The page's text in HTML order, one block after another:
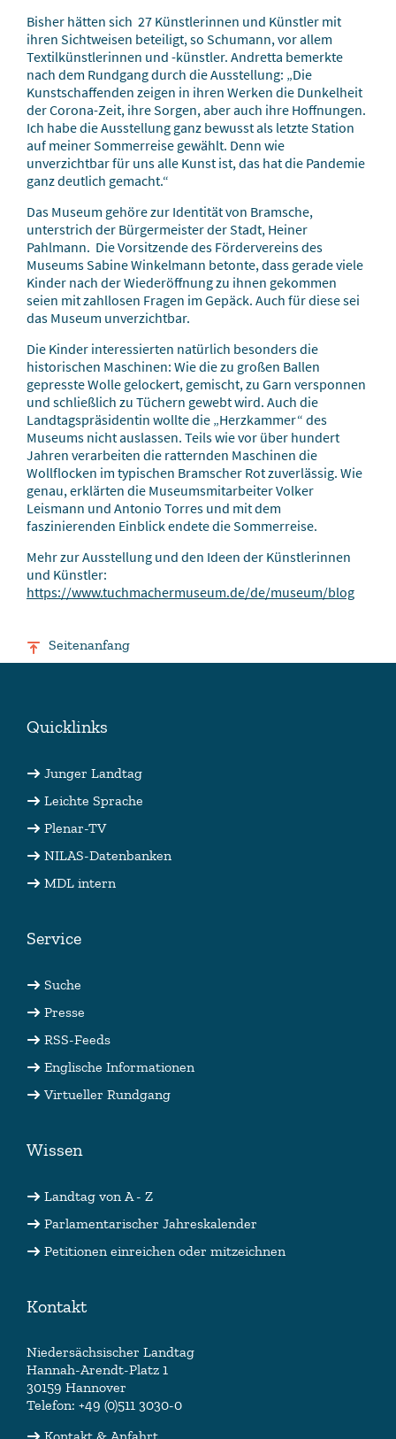
Bisher hätten sich 27 Künstlerinnen und Künstler mit
ihren Sichtweisen beteiligt, so Schumann, vor allem
Textilkünstlerinnen und -künstler. Andretta bemerkte
nach dem Rundgang durch die Ausstellung: „Die
Kunstschaffenden zeigen in ihren Werken die Dunkelheit
der Corona-Zeit, ihre Sorgen, aber auch ihre Hoffnungen.
Ich habe die Ausstellung ganz bewusst als letzte Station
auf meiner Sommerreise gewählt. Denn wie
unverzichtbar für uns alle Kunst ist, das hat die Pandemie
ganz deutlich gemacht.“
Das Museum gehöre zur Identität von Bramsche,
unterstrich der Bürgermeister der Stadt, Heiner
Pahlmann. Die Vorsitzende des Fördervereins des
Museums Sabine Winkelmann betonte, dass gerade viele
Kinder nach der Wiederöffnung zu ihnen gekommen
seien mit zahllosen Fragen im Gepäck. Auch für diese sei
das Museum unverzichtbar.
Die Kinder interessierten natürlich besonders die
historischen Maschinen: Wie die zu großen Ballen
gepresste Wolle gelockert, gemischt, zu Garn versponnen
und schließlich zu Tüchern gewebt wird. Auch die
Landtagspräsidentin wollte die „Herzkammer“ des
Museums nicht auslassen. Teils wie vor über hundert
Jahren verarbeiten die ratternden Maschinen die
Wollflocken im typischen Bramscher Rot zuverlässig. Wie
genau, erklärten die Museumsmitarbeiter Volker
Leismann und Antonio Torres und mit dem
faszinierenden Einblick endete die Sommerreise.
Mehr zur Ausstellung und den Ideen der Künstlerinnen
und Künstler:
https://www.tuchmachermuseum.de/de/museum/blog
Seitenanfang
Quicklinks
Junger Landtag
Leichte Sprache
Plenar-TV
NILAS-Datenbanken
MDL intern
Service
Suche
Presse
RSS-Feeds
Englische Informationen
Virtueller Rundgang
Wissen
Landtag von A - Z
Parlamentarischer Jahreskalender
Petitionen einreichen oder mitzeichnen
Kontakt
Niedersächsischer Landtag
Hannah-Arendt-Platz 1
30159 Hannover
Telefon: +49 (0)511 3030-0